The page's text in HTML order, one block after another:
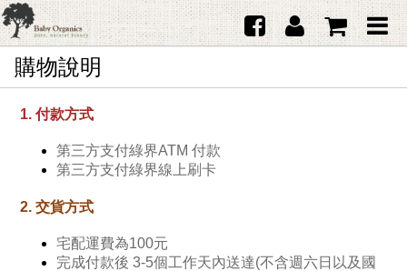
首頁
澳洲Purebaby有機棉
日本品牌育兒配件
韓國Merebe寶寶配件
嬰兒
女生
購物說明
1. 付款方式
第三方支付綠界ATM 付款
第三方支付綠界線上刷卡
2. 交貨方式
宅配運費為100元
完成付款後 3-5個工作天內送達(不含週六日以及國